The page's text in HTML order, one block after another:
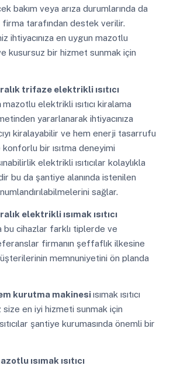
bakım veya arıza durumlarında da
tarafından destek verilir.
ihtiyacınıza en uygun mazotlu
ve kusursuz bir hizmet sunmak için
trifaze elektrikli ısıtıcı
mazotlu elektrikli ısıtıcı kiralama
yararlanarak ihtiyacınıza
kiralayabilir ve hem enerji tasarrufu
bir ısıtma deneyimi
elektrikli ısıtıcılar kolaylıkla
bu da şantiye alanında istenilen
sağlar.
elektrikli ısımak ısıtıcı
bu cihazlar farklı tiplerde ve
firmanın şeffaflık ilkesine
memnuniyetini ön planda
kurutma makinesiısımak ısıtıcı
size en iyi hizmeti sunmak için
şantiye kurumasında önemli bir
ısımak ısıtıcı